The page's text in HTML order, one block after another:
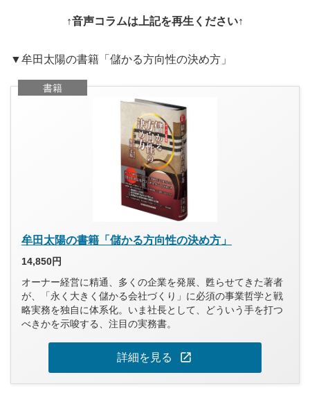
↑音声コラムは上記を再生ください↑
▼牟田太陽の書籍「儲かる方向性の決め方」
書籍
牟田太陽の書籍「儲かる方向性の決め方」
14,850円
オーナー経営に精通、多くの企業を発展、甦らせてきた著者
が、「永く大きく儲かる会社づくり」に必須の事業哲学と戦
略実務を独自に体系化。いま社長として、どういう手を打つ
べきかを示唆する、注目の実務書。
詳細を見る open_in_new